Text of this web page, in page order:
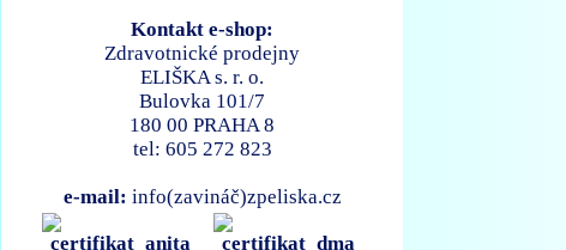
Kontakt e-shop:
Zdravotnické prodejny
ELIŠKA s. r. o.
Bulovka 101/7
180 00 PRAHA 8
tel: 605 272 823
e-mail: info(zavináč)zpeliska.cz